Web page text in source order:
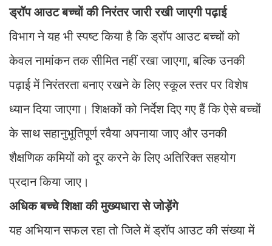
ड्रॉप आउट बच्चों की निरंतर जारी रखी जाएगी पढ़ाई
विभाग ने यह भी स्पष्ट किया है कि ड्रॉप आउट बच्चों को
केवल नामांकन तक सीमित नहीं रखा जाएगा, बल्कि उनकी
पढ़ाई में निरंतरता बनाए रखने के लिए स्कूल स्तर पर विशेष
ध्यान दिया जाएगा। शिक्षकों को निर्देश दिए गए हैं कि ऐसे बच्चों
के साथ सहानुभूतिपूर्ण रवैया अपनाया जाए और उनकी
शैक्षणिक कमियों को दूर करने के लिए अतिरिक्त सहयोग
प्रदान किया जाए।
अधिक बच्चे शिक्षा की मुख्यधारा से जोड़ेंगे
यह अभियान सफल रहा तो जिले में ड्रॉप आउट की संख्या में